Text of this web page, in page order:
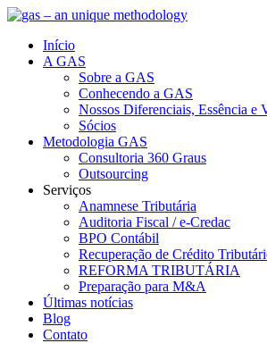
Início
A GAS
Sobre a GAS
Conhecendo a GAS
Nossos Diferenciais, Essência e
Sócios
Metodologia GAS
Consultoria 360 Graus
Outsourcing
Serviços
Anamnese Tributária
Auditoria Fiscal / e-Credac
BPO Contábil
Recuperação de Crédito
REFORMA TRIBUTÁRIA
Preparação para M&A
Últimas notícias
Blog
Contato